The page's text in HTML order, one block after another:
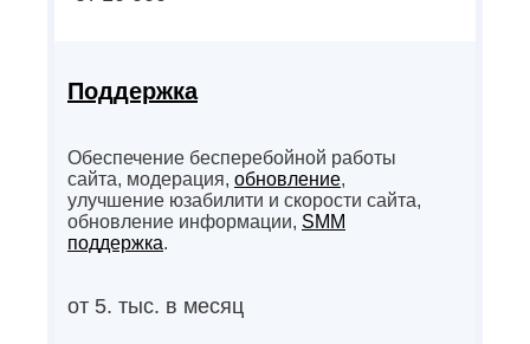
Поддержка
Обеспечение бесперебойной работы
сайта, модерация, обновление,
улучшение юзабилити и скорости сайта,
обновление информации, SMM
поддержка.
от 5. тыс. в месяц